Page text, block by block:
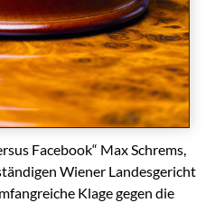
Facebook“ Max Schrems,
Wiener Landesgericht
Klage gegen die